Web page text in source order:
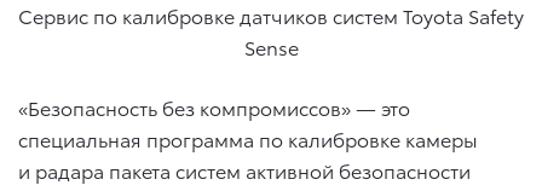
Сервис по калибровке датчиков систем Toyota Safety
Sense
«Безопасность без компромиссов» — это
специальная программа по калибровке камеры
и радара пакета систем активной безопасности